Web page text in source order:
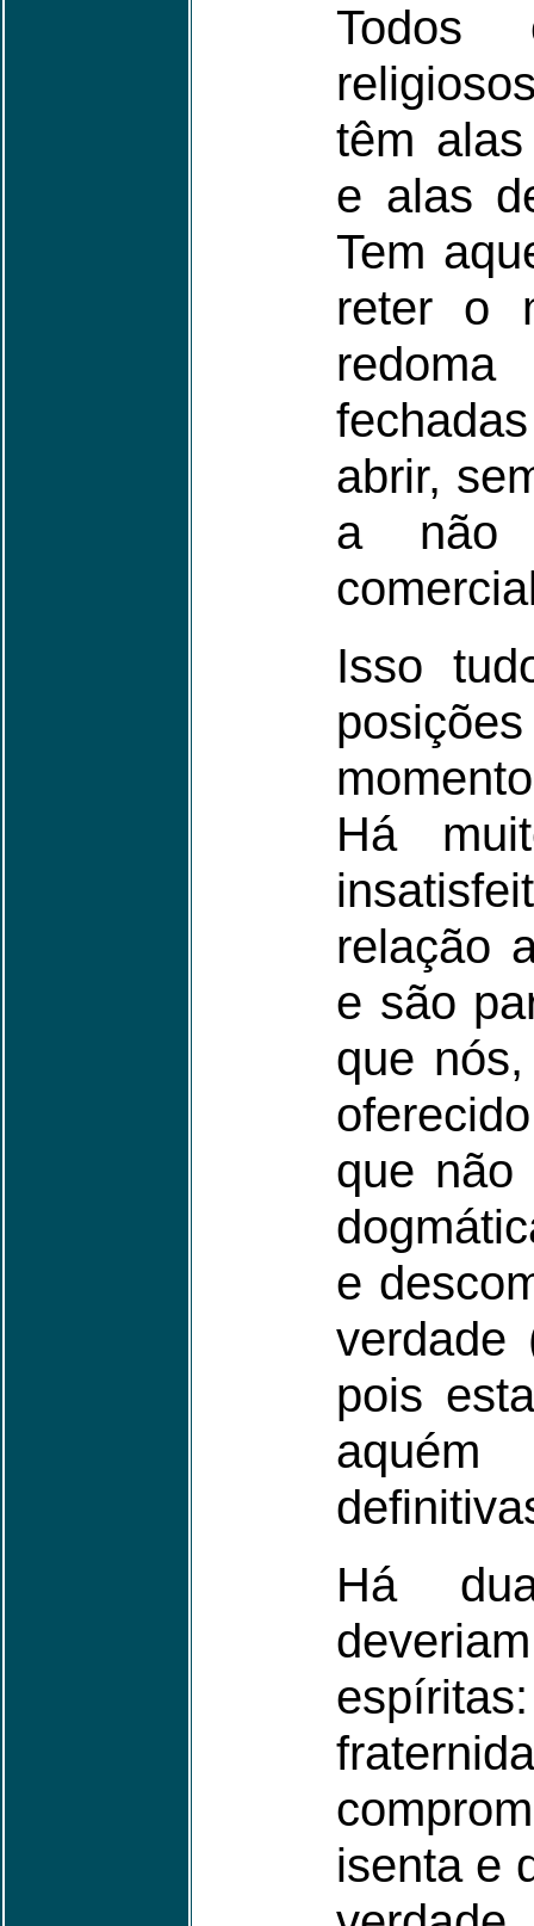
Todos
têm
e alas
Tem
reter o
abrir,
a não
Isso
Há
relação
e são
que
que não
e
verdade
pois
Há
isenta e